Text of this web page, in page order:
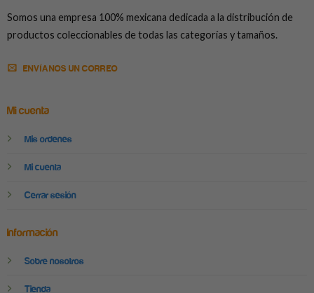
Somos una empresa 100% mexicana dedicada a la distribución de
productos coleccionables de todas las categorías y tamaños.
ENVÍANOS UN CORREO
Mi cuenta
Mis ordenes
Mi cuenta
Cerrar sesión
Información
Sobre nosotros
Tienda